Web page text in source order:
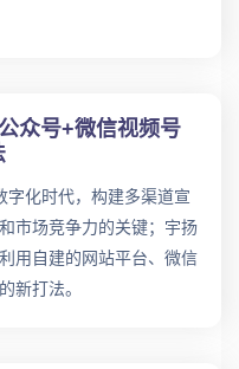
众号+微信视频号
字化时代，构建多渠道宣
市场竞争力的关键；宇扬
用自建的网站平台、微信
新打法。